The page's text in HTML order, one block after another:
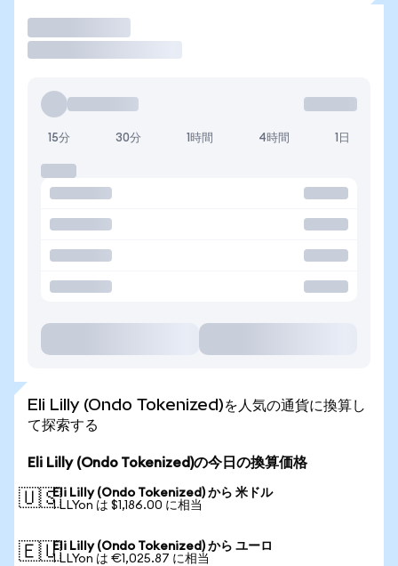
15分 30分 1時間 4時間 1日
Eli Lilly (Ondo Tokenized)を人気の通貨に換算し
て探索する
Eli Lilly (Ondo Tokenized)の今日の換算価格
🇺🇸Eli Lilly (Ondo Tokenized) から 米ドル
1 LLYon は $1,186.00 に相当
🇪🇺Eli Lilly (Ondo Tokenized) から ユーロ
1 LLYon は €1,025.87 に相当